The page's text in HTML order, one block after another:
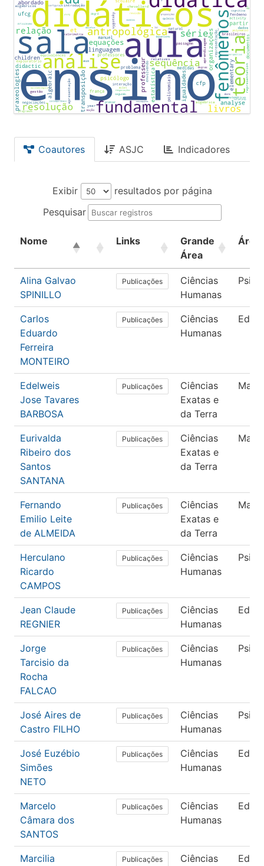
Coautores ASJC Indicadores
Exibir
resultados por página
Pesquisar
Nome Links
Grande
Área
Área
Alina Galvao
SPINILLO
Publicações
Ciências
Humanas
Carlos
Eduardo
Ferreira
MONTEIRO
Publicações
Ciências
Humanas
Edelweis
Jose Tavares
BARBOSA
Publicações
Ciências
Exatas e
da Terra
Eurivalda
Ribeiro dos
Santos
SANTANA
Publicações
Ciências
Exatas e
da Terra
Fernando
Emilio Leite
de ALMEIDA
Publicações
Ciências
Exatas e
da Terra
Herculano
Ricardo
CAMPOS
Publicações
Ciências
Humanas
Jean Claude
REGNIER
Publicações
Ciências
Humanas
Jorge
Tarcisio da
Rocha
FALCAO
Publicações
Ciências
Humanas
José Aires de
Castro FILHO
Publicações
Ciências
Humanas
José Euzébio
Simões
NETO
Publicações
Ciências
Humanas
Marcelo
Câmara dos
SANTOS
Publicações
Ciências
Humanas
Marcilia
Publicações
Ciências